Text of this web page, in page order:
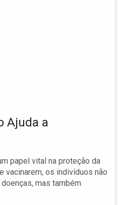
Ajuda a
papel vital na proteção da
vacinarem, os indivíduos não
mas também